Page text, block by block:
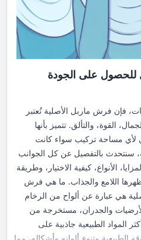
للحصول على الجودة
فإن فرش ماربل الأصلية تُعتبر
القوة، والتألق. تتميز بأنها
مساحة تركيب سواء كانت
سنتحدث بالتفصيل عن كل الجوانب
الأنواع، كيفية الاختيار، وطريقة
اللامع والجذاب. ما هي فرش
هي عبارة عن ألواح من الرخام
والجدران، مستخرجة من
المواد الطبيعية جاذبية على